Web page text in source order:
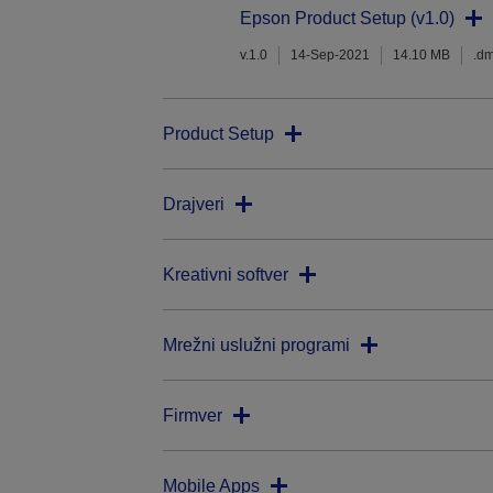
Epson Product Setup (v1.0)
v.1.0 14-Sep-2021 14.10 MB
Product Setup
Drajveri
Kreativni softver
Mrežni uslužni programi
Firmver
Mobile Apps